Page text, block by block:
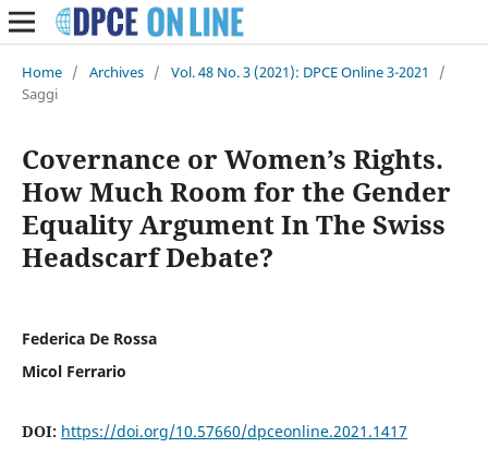
Home / Archives / Vol. 48 No. 3 (2021): DPCE Online 3-2021
/
Saggi
Covernance or Women’s Rights.
How Much Room for the Gender
Equality Argument In The Swiss
Headscarf Debate?
Federica De Rossa
Micol Ferrario
DOI: https://doi.org/10.57660/dpceonline.2021.1417